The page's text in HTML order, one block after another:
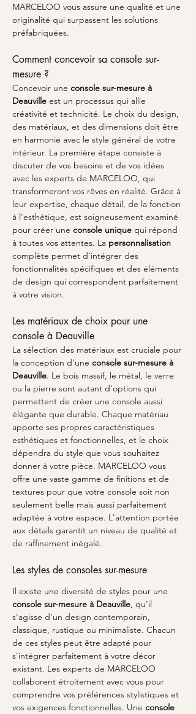
MARCELOO vous assure une qualité et une
originalité qui surpassent les solutions
préfabriquées.
Comment concevoir sa console sur-
mesure ?
Concevoir une console sur-mesure à
Deauville est un processus qui allie
créativité et technicité. Le choix du design,
des matériaux, et des dimensions doit être
en harmonie avec le style général de votre
intérieur. La première étape consiste à
discuter de vos besoins et de vos idées
avec les experts de MARCELOO, qui
transformeront vos rêves en réalité. Grâce à
leur expertise, chaque détail, de la fonction
à l'esthétique, est soigneusement examiné
pour créer une console unique qui répond
à toutes vos attentes. La personnalisation
complète permet d'intégrer des
fonctionnalités spécifiques et des éléments
de design qui correspondent parfaitement
à votre vision.
Les matériaux de choix pour une
console à Deauville
La sélection des matériaux est cruciale pour
la conception d'une console sur-mesure à
Deauville. Le bois massif, le métal, le verre
ou la pierre sont autant d'options qui
permettent de créer une console aussi
élégante que durable. Chaque matériau
apporte ses propres caractéristiques
esthétiques et fonctionnelles, et le choix
dépendra du style que vous souhaitez
donner à votre pièce. MARCELOO vous
offre une vaste gamme de finitions et de
textures pour que votre console soit non
seulement belle mais aussi parfaitement
adaptée à votre espace. L'attention portée
aux détails garantit un niveau de qualité et
de raffinement inégalé.
Les styles de consoles sur-mesure
Il existe une diversité de styles pour une
console sur-mesure à Deauville, qu'il
s'agisse d'un design contemporain,
classique, rustique ou minimaliste. Chacun
de ces styles peut être adapté pour
s'intégrer parfaitement à votre décor
existant. Les experts de MARCELOO
collaborent étroitement avec vous pour
comprendre vos préférences stylistiques et
vos exigences fonctionnelles. Une console